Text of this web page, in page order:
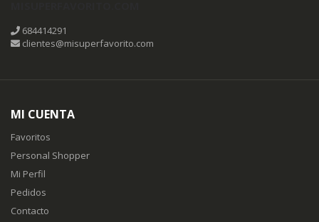
684414291
clientes@misuperfavorito.com
MI CUENTA
Favoritos
Personal Shopper
Mi Perfil
Pedidos
Contacto